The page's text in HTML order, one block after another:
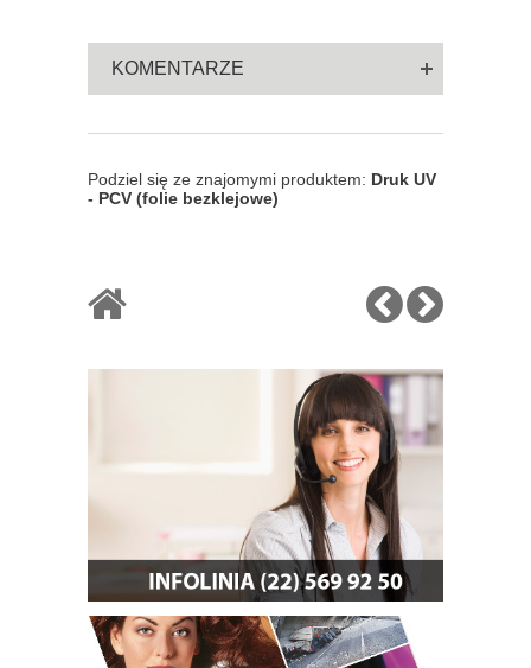
KOMENTARZE
Podziel się ze znajomymi produktem: Druk UV
- PCV (folie bezklejowe)